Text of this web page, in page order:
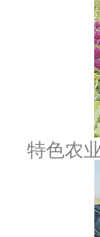
特色农